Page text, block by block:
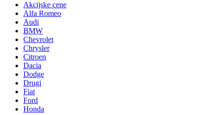
Akcijske cene
Alfa Romeo
Audi
BMW
Chevrolet
Chrysler
Citroen
Dacia
Dodge
Drugi
Fiat
Ford
Honda